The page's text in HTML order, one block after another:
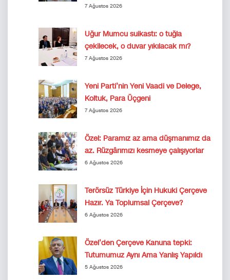
7 Ağustos 2026
Uğur Mumcu suikastı: o tuğla
çekilecek, o duvar yıkılacak mı?
7 Ağustos 2026
Yeni Parti’nin Yeni Vaadi ve Delege,
Koltuk, Para Üçgeni
7 Ağustos 2026
Özel: Paramız az ama düşmanımız da
az. Rüzgârımızı kesmeye çalışıyorlar
6 Ağustos 2026
Terörsüz Türkiye İçin Hukuki Çerçeve
Hazır. Ya Toplumsal Çerçeve?
6 Ağustos 2026
Özel’den Çerçeve Kanuna tepki:
Tutumumuz Aynı Ama Yanlış Yapıldı
5 Ağustos 2026